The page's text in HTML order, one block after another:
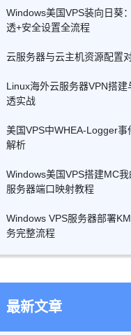
Windows美国VPS装向日葵
透+安全设置全流程
云服务器与云主机资源配置
Linux海外云服务器VPN搭建
透实战
美国VPS中WHEA-Logger事
解析
Windows美国VPS搭建MC
服务器端口映射教程
Windows VPS服务器部署
务完整流程
最新文章